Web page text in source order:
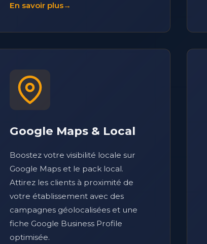
En savoir plus→
Google Maps & Local
Boostez votre visibilité locale sur
Google Maps et le pack local.
Attirez les clients à proximité de
votre établissement avec des
campagnes géolocalisées et une
fiche Google Business Profile
optimisée.